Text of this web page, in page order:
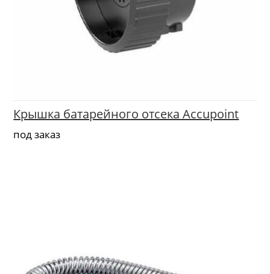
Крышка батарейного отсека Accupoint
под заказ